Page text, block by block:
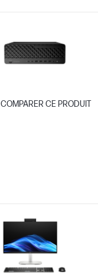
COMPARER CE PRODUIT